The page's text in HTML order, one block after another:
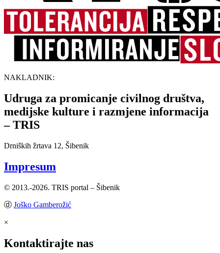
NAKLADNIK:
Udruga za promicanje civilnog društva,
medijske kulture i razmjene informacija
– TRIS
Drniških žrtava 12, Šibenik
Impresum
© 2013.-2026. TRIS portal – Šibenik
ⓓ Joško Gamberožić
×
Kontaktirajte nas